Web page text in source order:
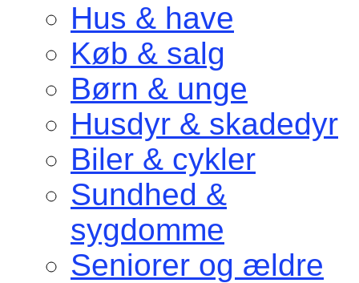
Hus & have
Køb & salg
Børn & unge
Husdyr & skadedyr
Biler & cykler
Sundhed &
sygdomme
Seniorer og ældre